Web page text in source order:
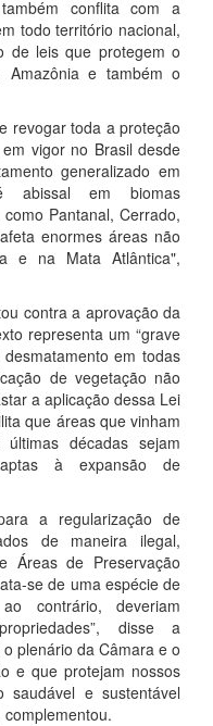
conflita com a
todo território nacional,
de leis que protegem o
Amazônia e também o
revogar toda a proteção
vigor no Brasil desde
generalizado em
em biomas
Pantanal, Cerrado,
enormes áreas não
e na Mata Atlântica",
contra a aprovação da
representa um “grave
em todas
de vegetação não
a aplicação dessa Lei
que áreas que vinham
décadas sejam
à expansão de
a regularização de
de maneira ilegal,
Áreas de Preservação
se de uma espécie de
contrário, deveriam
disse a
plenário da Câmara e o
e que protejam nossos
saudável e sustentável